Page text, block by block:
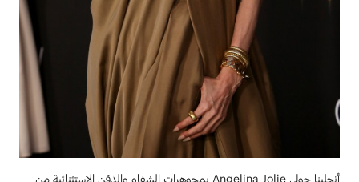
أنجلينا جولي Angelina Jolie بمجوهرات الشفاه والذقن الاستثنائية من